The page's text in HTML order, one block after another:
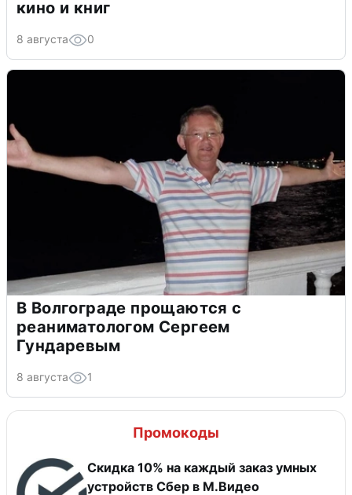
кино и книг
8 августа 0
В Волгограде прощаются с
реаниматологом Сергеем
Гундаревым
8 августа 1
Промокоды
Скидка 10% на каждый заказ умных
устройств Сбер в М.Видео